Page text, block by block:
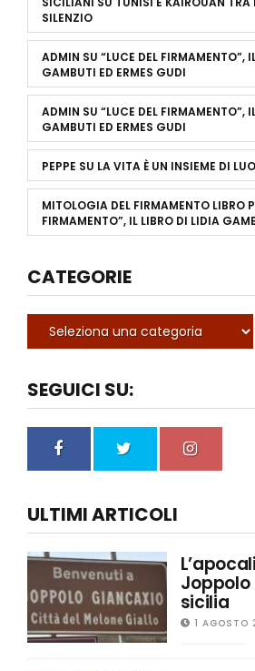
SILENZIO
ADMIN SU “LUCE DEL FIRMAMENTO”,
GAMBUTI ED ERMES GUDI
ADMIN SU “LUCE DEL FIRMAMENTO”,
GAMBUTI ED ERMES GUDI
PEPPE SU LA VITA È UN INSIEME DI
MITOLOGIA DEL FIRMAMENTO LIBRO
FIRMAMENTO”, IL LIBRO DI LIDIA
CATEGORIE
SEGUICI SU:
ULTIMI ARTICOLI
Joppolo
sicilia
1 AGOSTO